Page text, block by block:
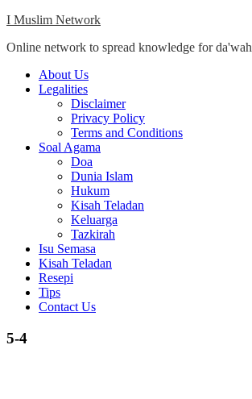
Skip
content
I Muslim Network
Online network to spread knowledge for da'wah
Close
Menu
About Us
Legalities
Disclaimer
Privacy Policy
Terms and Conditions
Soal Agama
Doa
Dunia Islam
Hukum
Kisah Teladan
Keluarga
Tazkirah
Isu Semasa
Kisah Teladan
Resepi
Tips
Contact Us
5-4